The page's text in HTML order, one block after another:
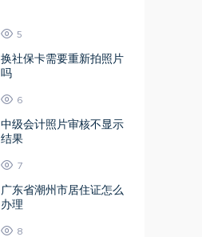
5
换社保卡需要重新拍照片
吗
6
中级会计照片审核不显示
结果
7
广东省潮州市居住证怎么
办理
8